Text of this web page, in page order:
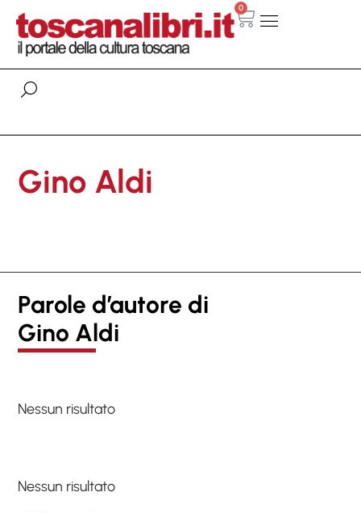
0
Gino Aldi
Parole d’autore di
Gino Aldi
Nessun risultato
Nessun risultato